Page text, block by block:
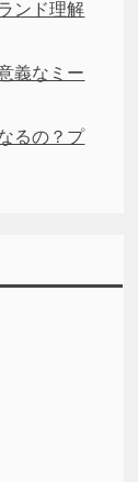
ンド理解
義なミー
るの？プ